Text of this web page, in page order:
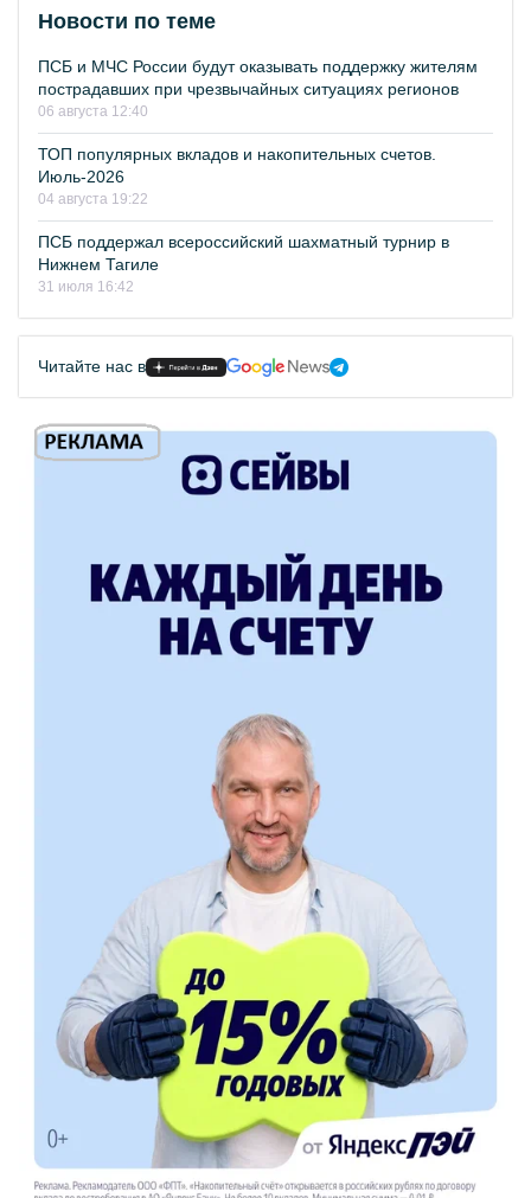
Новости по теме
ПСБ и МЧС России будут оказывать поддержку жителям
пострадавших при чрезвычайных ситуациях регионов
06 августа 12:40
ТОП популярных вкладов и накопительных счетов.
Июль-2026
04 августа 19:22
ПСБ поддержал всероссийский шахматный турнир в
Нижнем Тагиле
31 июля 16:42
Читайте нас в